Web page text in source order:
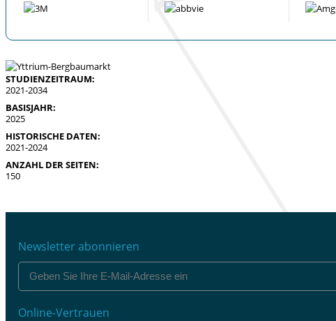
STUDIENZEITRAUM:
2021-2034
BASISJAHR:
2025
HISTORISCHE DATEN:
2021-2024
ANZAHL DER SEITEN:
150
Newsletter abonnieren
Online-Vertrauen